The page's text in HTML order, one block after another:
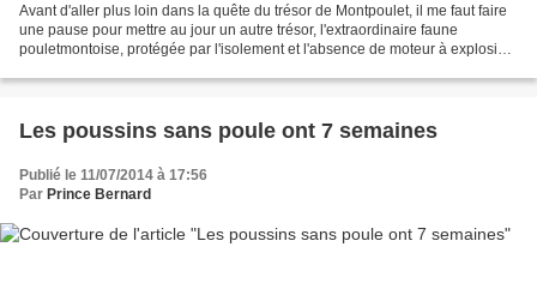
Avant d'aller plus loin dans la quête du trésor de Montpoulet, il me faut faire
une pause pour mettre au jour un autre trésor, l'extraordinaire faune
pouletmontoise, protégée par l'isolement et l'absence de moteur à explosion
Les poussins sans poule ont 7 semaines
Publié le 11/07/2014 à 17:56
Par Prince Bernard